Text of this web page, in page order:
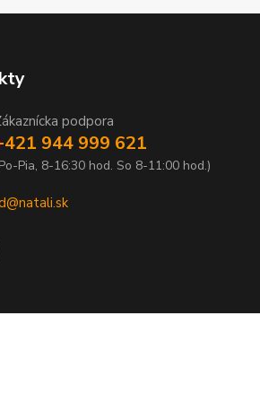
podpora
944 999 621
Pia, 8-16:30 hod. So 8-11:00 hod.)